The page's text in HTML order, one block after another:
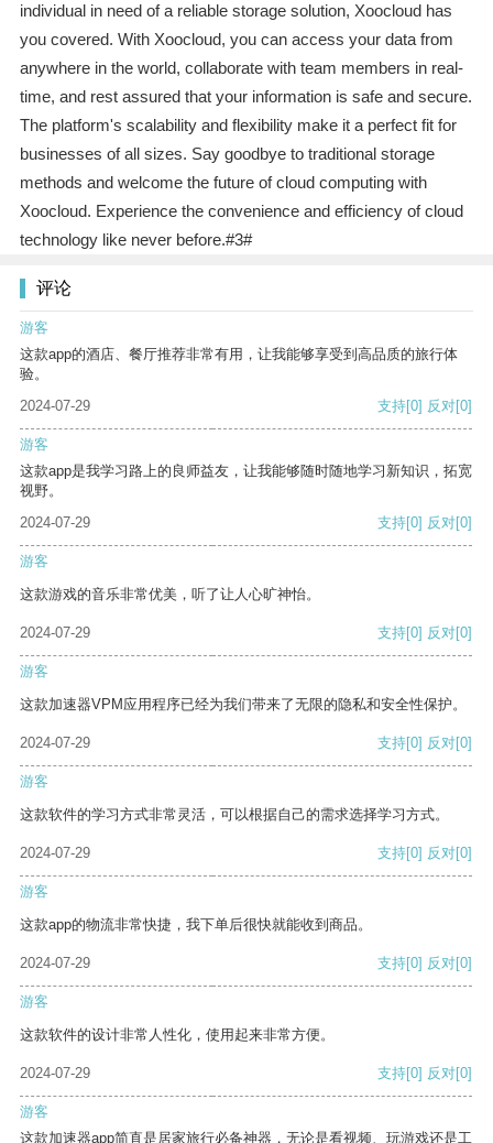
individual in need of a reliable storage solution, Xoocloud has
you covered. With Xoocloud, you can access your data from
anywhere in the world, collaborate with team members in real-
time, and rest assured that your information is safe and secure.
The platform's scalability and flexibility make it a perfect fit for
businesses of all sizes. Say goodbye to traditional storage
methods and welcome the future of cloud computing with
Xoocloud. Experience the convenience and efficiency of cloud
technology like never before.#3#
评论
游客
这款app的酒店、餐厅推荐非常有用，让我能够享受到高品质的旅行体
验。
2024-07-29
支持[0] 反对[0]
游客
这款app是我学习路上的良师益友，让我能够随时随地学习新知识，拓宽
视野。
2024-07-29
支持[0] 反对[0]
游客
这款游戏的音乐非常优美，听了让人心旷神怡。
2024-07-29 支持[0] 反对[0]
游客
这款加速器VPM应用程序已经为我们带来了无限的隐私和安全性保护。
2024-07-29 支持[0] 反对[0]
游客
这款软件的学习方式非常灵活，可以根据自己的需求选择学习方式。
2024-07-29 支持[0] 反对[0]
游客
这款app的物流非常快捷，我下单后很快就能收到商品。
2024-07-29 支持[0] 反对[0]
游客
这款软件的设计非常人性化，使用起来非常方便。
2024-07-29 支持[0] 反对[0]
游客
这款加速器app简直是居家旅行必备神器，无论是看视频、玩游戏还是工